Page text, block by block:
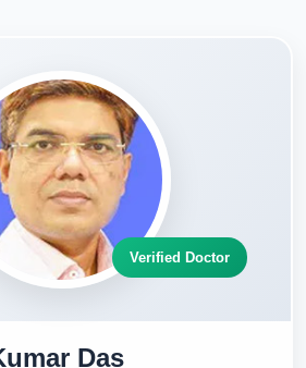
Verified Doctor
Das